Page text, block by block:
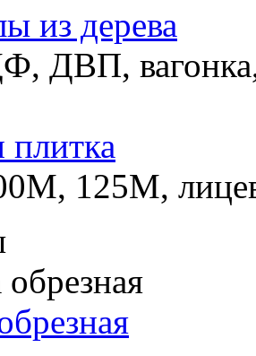
из дерева
ДВП,
125М,